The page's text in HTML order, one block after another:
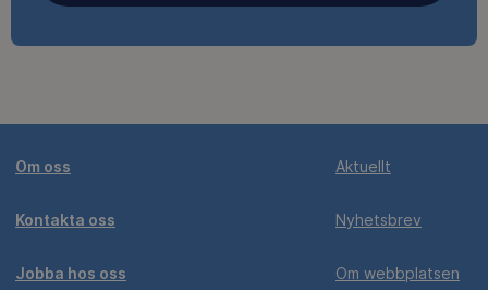
Om oss
Kontakta oss
Jobba hos oss
Aktuellt
Nyhetsbrev
Om webbplatsen